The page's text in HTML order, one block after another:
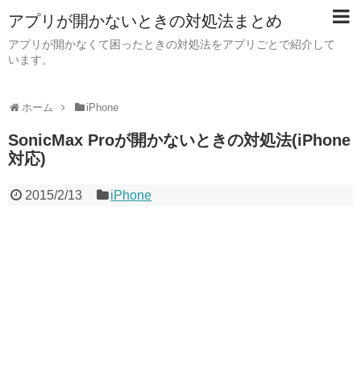
アプリが開かないときの対処法まとめ
アプリが開かなくて困ったときの対処法をアプリごとで紹介して
います。
ホーム iPhone
SonicMax Proが開かないときの対処法(iPhone
対応)
2015/2/13 iPhone